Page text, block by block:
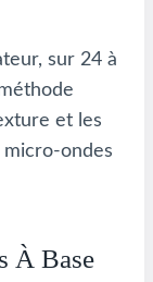
sur 24 à
et les
micro-ondes
À Base